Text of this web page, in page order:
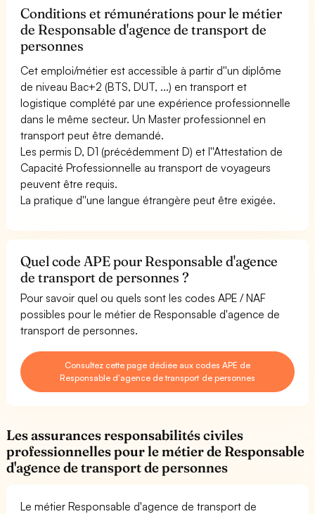
Conditions et rémunérations pour le métier
de Responsable d'agence de transport de
personnes
Cet emploi/métier est accessible à partir d''un diplôme
de niveau Bac+2 (BTS, DUT, ...) en transport et
logistique complété par une expérience professionnelle
dans le même secteur. Un Master professionnel en
transport peut être demandé.
Les permis D, D1 (précédemment D) et l''Attestation de
Capacité Professionnelle au transport de voyageurs
peuvent être requis.
La pratique d''une langue étrangère peut être exigée.
Quel code APE pour Responsable d'agence
de transport de personnes ?
Pour savoir quel ou quels sont les codes APE / NAF
possibles pour le métier de Responsable d'agence de
transport de personnes.
Consultez cette page dédiée aux codes APE de
Responsable d'agence de transport de personnes
Les assurances responsabilités civiles
professionnelles pour le métier de Responsable
d'agence de transport de personnes
Le métier Responsable d'agence de transport de